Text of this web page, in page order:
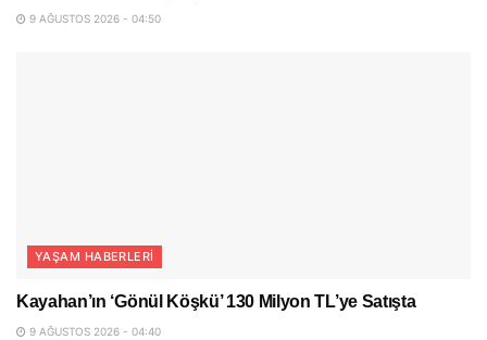
9 AĞUSTOS 2026 - 04:50
YAŞAM HABERLERI
Kayahan’ın ‘Gönül Köşkü’ 130 Milyon TL’ye Satışta
9 AĞUSTOS 2026 - 04:40